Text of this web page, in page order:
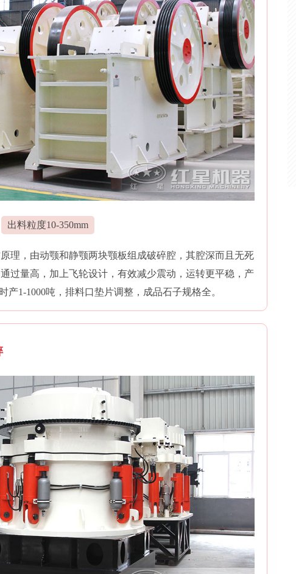
出料粒度10-350mm
理，由动颚和静颚两块颚板组成破碎腔，其腔深而且无死
过量高，加上飞轮设计，有效减少震动，运转更平稳，产
产1-1000吨，排料口垫片调整，成品石子规格全。